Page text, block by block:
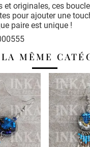
et originales, ces
pour ajouter une
paire est unique !
MÊME